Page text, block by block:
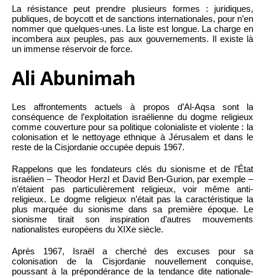
La résistance peut prendre plusieurs formes : juridiques,
publiques, de boycott et de sanctions internationales, pour n’en
nommer que quelques-unes. La liste est longue. La charge en
incombera aux peuples, pas aux gouvernements. Il existe là
un immense réservoir de force.
Ali Abunimah
Les affrontements actuels à propos d’Al-Aqsa sont la
conséquence de l’exploitation israélienne du dogme religieux
comme couverture pour sa politique colonialiste et violente : la
colonisation et le nettoyage ethnique à Jérusalem et dans le
reste de la Cisjordanie occupée depuis 1967.
Rappelons que les fondateurs clés du sionisme et de l’État
israélien – Theodor Herzl et David Ben-Gurion, par exemple –
n’étaient pas particulièrement religieux, voir même anti-
religieux. Le dogme religieux n’était pas la caractéristique la
plus marquée du sionisme dans sa première époque. Le
sionisme tirait son inspiration d’autres mouvements
nationalistes européens du XIXe siècle.
Après 1967, Israël a cherché des excuses pour sa
colonisation de la Cisjordanie nouvellement conquise,
poussant à la prépondérance de la tendance dite nationale-